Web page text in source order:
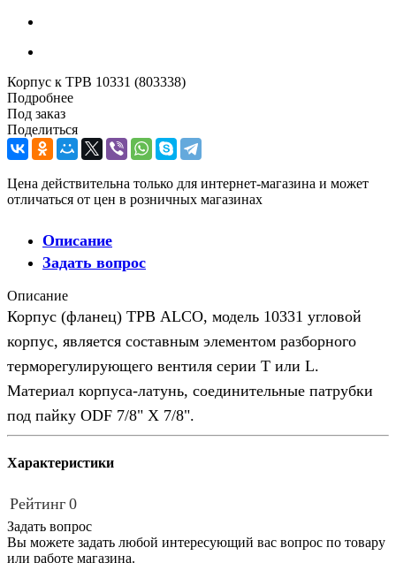
Корпус к ТРВ 10331 (803338)
Подробнее
Под заказ
Поделиться
Цена действительна только для интернет-магазина и может
отличаться от цен в розничных магазинах
Описание
Задать вопрос
Описание
Корпус (фланец) ТРВ ALCO, модель 10331 угловой
корпус, является составным элементом разборного
терморегулирующего вентиля серии T или L.
Материал корпуса-латунь, соединительные патрубки
под пайку ODF 7/8" X 7/8".
Характеристики
Рейтинг 0
Задать вопрос
Вы можете задать любой интересующий вас вопрос по товару
или работе магазина.